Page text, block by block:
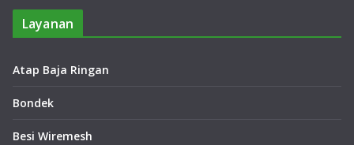
Layanan
Atap Baja Ringan
Bondek
Besi Wiremesh